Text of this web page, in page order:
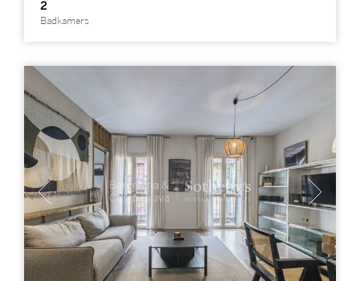
2
Badkamers